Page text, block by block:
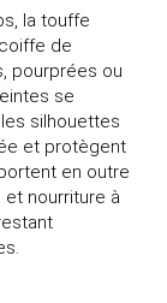
la touffe
de
pourprées ou
se
silhouettes
et protègent
en outre
nourriture à